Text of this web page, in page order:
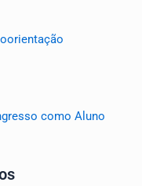
como Aluno